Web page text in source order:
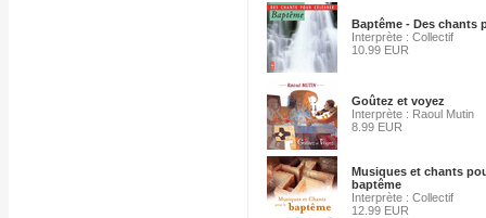
Baptême - Des chants
Interprète : Collectif
10.99 EUR
Goûtez et voyez
Interprète : Raoul Mutin
8.99 EUR
Musiques et chants
baptême
Interprète : Collectif
12.99 EUR